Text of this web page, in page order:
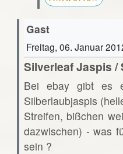
Gast
Freitag, 06. Januar
Silverleaf Jaspis
Bei ebay gibt es
Silberlaubjaspis
Streifen, bißchen
dazwischen) - was
sein ?